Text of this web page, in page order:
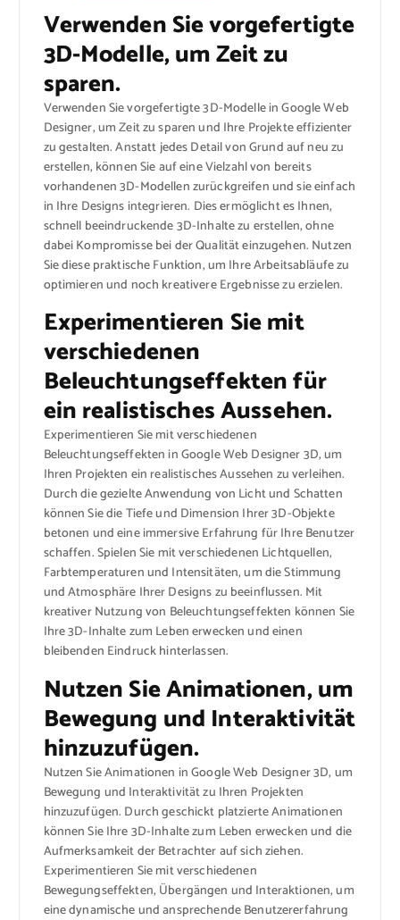
Verwenden Sie vorgefertigte
3D-Modelle, um Zeit zu
sparen.
Verwenden Sie vorgefertigte 3D-Modelle in Google Web
Designer, um Zeit zu sparen und Ihre Projekte effizienter
zu gestalten. Anstatt jedes Detail von Grund auf neu zu
erstellen, können Sie auf eine Vielzahl von bereits
vorhandenen 3D-Modellen zurückgreifen und sie einfach
in Ihre Designs integrieren. Dies ermöglicht es Ihnen,
schnell beeindruckende 3D-Inhalte zu erstellen, ohne
dabei Kompromisse bei der Qualität einzugehen. Nutzen
Sie diese praktische Funktion, um Ihre Arbeitsabläufe zu
optimieren und noch kreativere Ergebnisse zu erzielen.
Experimentieren Sie mit
verschiedenen
Beleuchtungseffekten für
ein realistisches Aussehen.
Experimentieren Sie mit verschiedenen
Beleuchtungseffekten in Google Web Designer 3D, um
Ihren Projekten ein realistisches Aussehen zu verleihen.
Durch die gezielte Anwendung von Licht und Schatten
können Sie die Tiefe und Dimension Ihrer 3D-Objekte
betonen und eine immersive Erfahrung für Ihre Benutzer
schaffen. Spielen Sie mit verschiedenen Lichtquellen,
Farbtemperaturen und Intensitäten, um die Stimmung
und Atmosphäre Ihrer Designs zu beeinflussen. Mit
kreativer Nutzung von Beleuchtungseffekten können Sie
Ihre 3D-Inhalte zum Leben erwecken und einen
bleibenden Eindruck hinterlassen.
Nutzen Sie Animationen, um
Bewegung und Interaktivität
hinzuzufügen.
Nutzen Sie Animationen in Google Web Designer 3D, um
Bewegung und Interaktivität zu Ihren Projekten
hinzuzufügen. Durch geschickt platzierte Animationen
können Sie Ihre 3D-Inhalte zum Leben erwecken und die
Aufmerksamkeit der Betrachter auf sich ziehen.
Experimentieren Sie mit verschiedenen
Bewegungseffekten, Übergängen und Interaktionen, um
eine dynamische und ansprechende Benutzererfahrung